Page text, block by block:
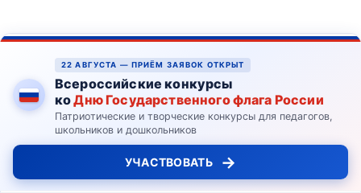
22 АВГУСТА — ПРИЁМ ЗАЯВОК ОТКРЫТ
Всероссийские конкурсы
коДню Государственного флага России
Патриотические и творческие конкурсы для педагогов,
школьников и дошкольников
УЧАСТВОВАТЬ →